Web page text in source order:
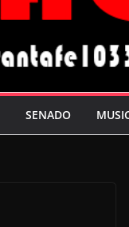
SENADO